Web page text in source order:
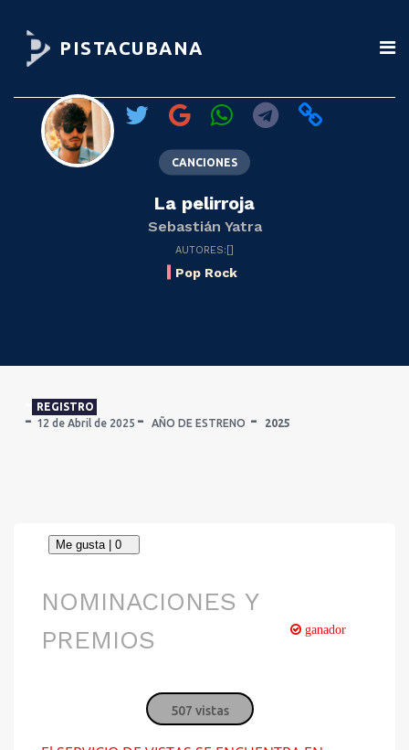
PISTACUBANA
CANCIONES
La pelirroja
Sebastián Yatra
AUTORES:[]
Pop Rock
REGISTRO
12 de Abril de 2025
AÑO DE ESTRENO 2025
NOMINACIONES Y
PREMIOS
ganador
507 vistas